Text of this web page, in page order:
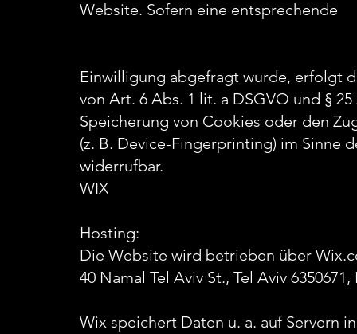
Website. Sofern eine entsprechende
Einwilligung abgefragt wurde, erfolgt
von Art. 6 Abs. 1 lit. a DSGVO und §
Speicherung von Cookies oder den
(z. B. Device-Fingerprinting) im Sinne
widerrufbar.
WIX
Hosting:
Die Website wird betrieben über
40 Namal Tel Aviv St., Tel Aviv 6350671,
Wix speichert Daten u. a. auf Servern